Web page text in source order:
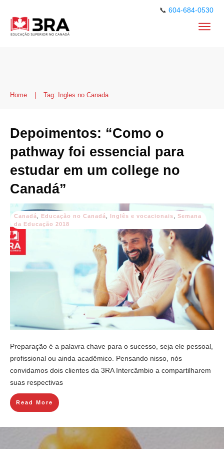
📞 604-684-0530
Home | Tag: Ingles no Canada
Depoimentos: “Como o
pathway foi essencial para
estudar em um college no
Canadá”
Canadá Educação no Canadá Inglês e vocacionais
Semana
da Educação 2018
Preparação é a palavra chave para o sucesso, seja ele pessoal,
profissional ou ainda acadêmico. Pensando nisso, nós
convidamos dois clientes da 3RA Intercâmbio a compartilharem
suas respectivas
Read More